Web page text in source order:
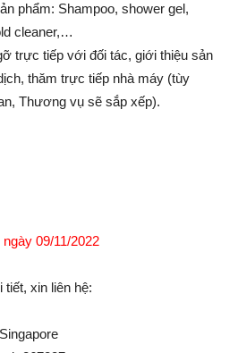
phẩm: Shampoo, shower gel,
cleaner,…
trực tiếp với đối tác, giới thiệu sản
thăm trực tiếp nhà máy (tùy
Thương vụ sẽ sắp xếp).
09/11/2022
xin liên hệ: